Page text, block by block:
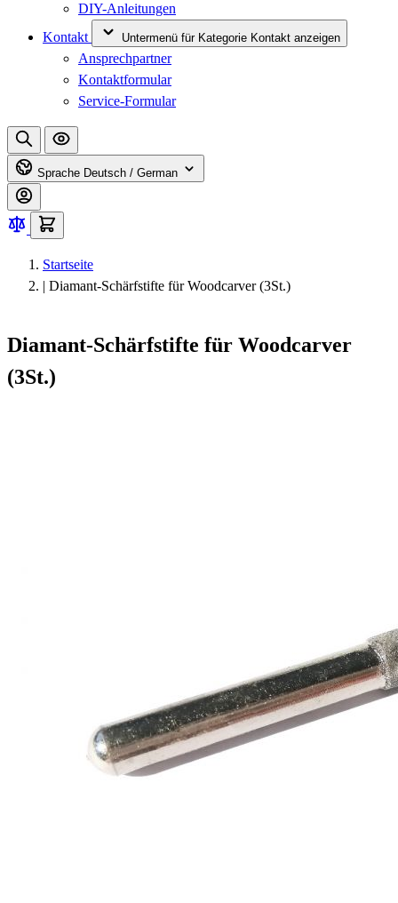
DIY-Anleitungen
Kontakt
Untermenü für Kategorie Kontakt anzeigen
Ansprechpartner
Kontaktformular
Service-Formular
Sprache Deutsch / German
Startseite
| Diamant-Schärfstifte für Woodcarver (3St.)
Diamant-Schärfstifte für Woodcarver
(3St.)